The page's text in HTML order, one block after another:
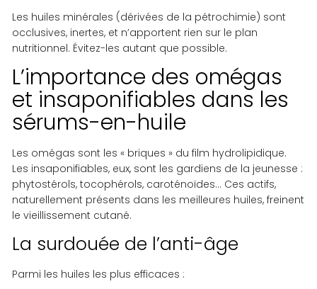
Les huiles minérales (dérivées de la pétrochimie) sont
occlusives, inertes, et n’apportent rien sur le plan
nutritionnel. Évitez-les autant que possible.
L’importance des omégas
et insaponifiables dans les
sérums-en-huile
Les omégas sont les « briques » du film hydrolipidique.
Les insaponifiables, eux, sont les gardiens de la jeunesse :
phytostérols, tocophérols, caroténoïdes… Ces actifs,
naturellement présents dans les meilleures huiles, freinent
le vieillissement cutané.
La surdouée de l’anti-âge
Parmi les huiles les plus efficaces :